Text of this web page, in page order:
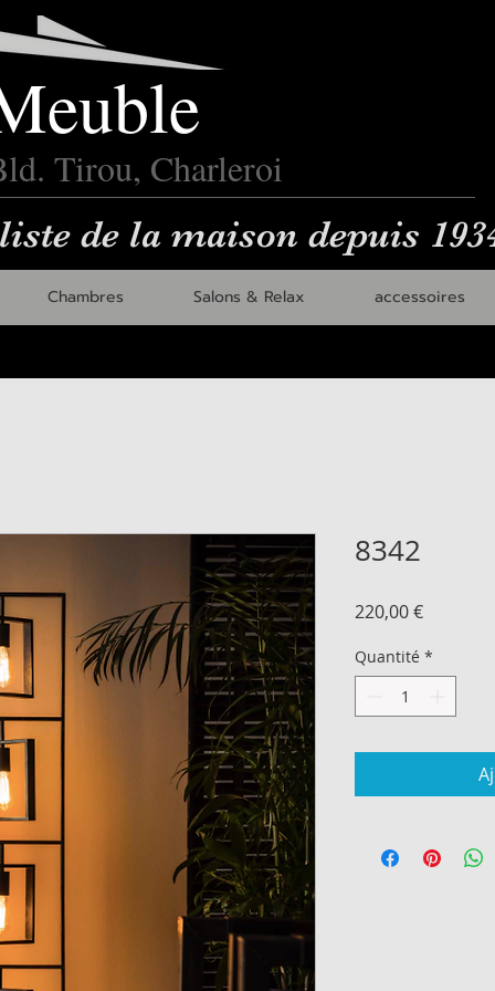
Tirou, Charleroi
de la maison depuis
Chambres Salons & Relax accessoires
8342
220,00 €Prix
Quantité *